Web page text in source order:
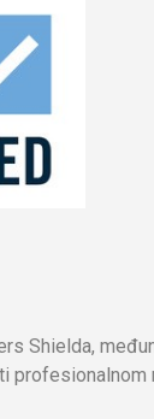
Shielda,
profesionalnom